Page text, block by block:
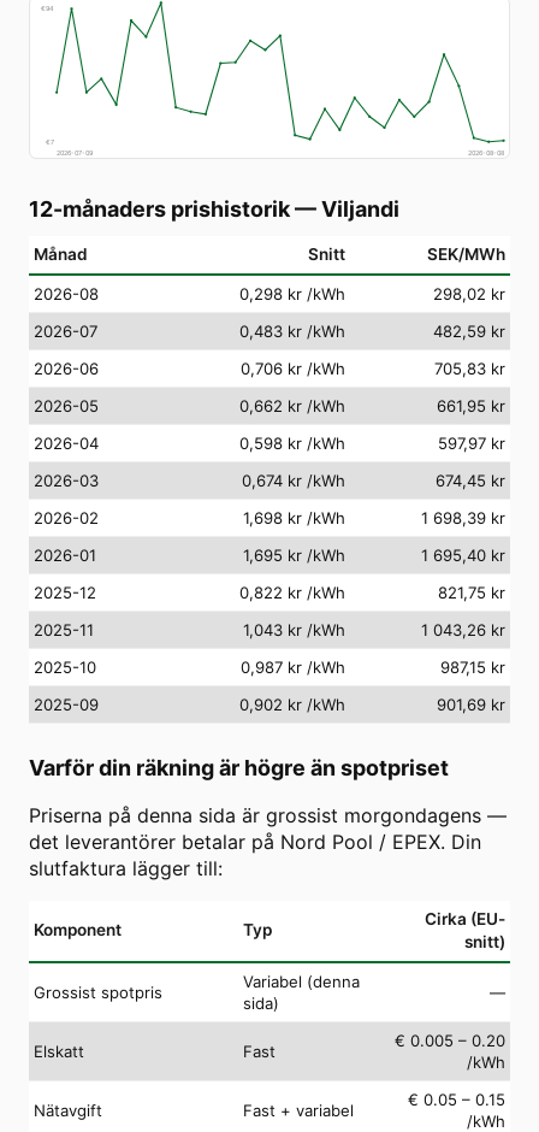
€94
€7
2026-07-09
2026-08-08
12-månaders prishistorik—Viljandi
Månad Snitt SEK/MWh
2026-08 0,298 kr /kWh
298,02 kr
2026-07
0,483 kr /kWh
482,59 kr
2026-06
0,706 kr /kWh
705,83 kr
2026-05
0,662 kr /kWh
661,95 kr
2026-04
0,598 kr /kWh
597,97 kr
2026-03
0,674 kr /kWh
674,45 kr
2026-02
1,698 kr /kWh
1 698,39 kr
2026-01
1,695 kr /kWh
1 695,40 kr
2025-12
0,822 kr /kWh
821,75 kr
2025-11
1,043 kr /kWh
1 043,26 kr
2025-10
0,987 kr /kWh
987,15 kr
2025-09
0,902 kr /kWh 901,69 kr
Varför din räkning är högre än spotpriset
Priserna på denna sida är grossist morgondagens —
det leverantörer betalar på Nord Pool / EPEX. Din
slutfaktura lägger till:
Komponent Typ
Cirka (EU-
snitt)
Grossist spotpris
Variabel (denna
sida)
—
Elskatt Fast
€ 0.005 – 0.20
/kWh
Nätavgift Fast + variabel
€ 0.05 – 0.15
/kWh